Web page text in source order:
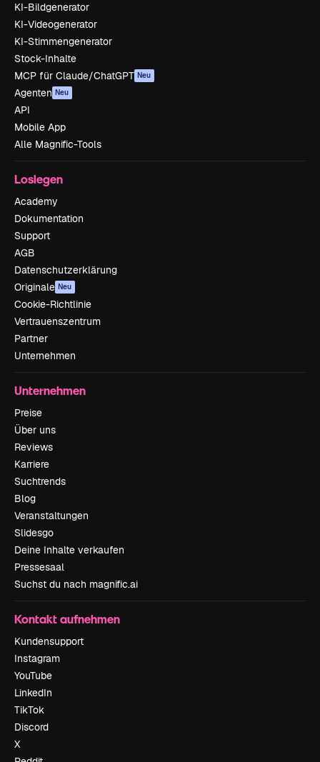
KI-Bildgenerator
KI-Videogenerator
KI-Stimmengenerator
Stock-Inhalte
MCP für Claude/ChatGPT Neu
Agenten Neu
API
Mobile App
Alle Magnific-Tools
Loslegen
Academy
Dokumentation
Support
AGB
Datenschutzerklärung
Originale Neu
Cookie-Richtlinie
Vertrauenszentrum
Partner
Unternehmen
Unternehmen
Preise
Über uns
Reviews
Karriere
Suchtrends
Blog
Veranstaltungen
Slidesgo
Deine Inhalte verkaufen
Pressesaal
Suchst du nach magnific.ai
Kontakt aufnehmen
Kundensupport
Instagram
YouTube
LinkedIn
TikTok
Discord
X